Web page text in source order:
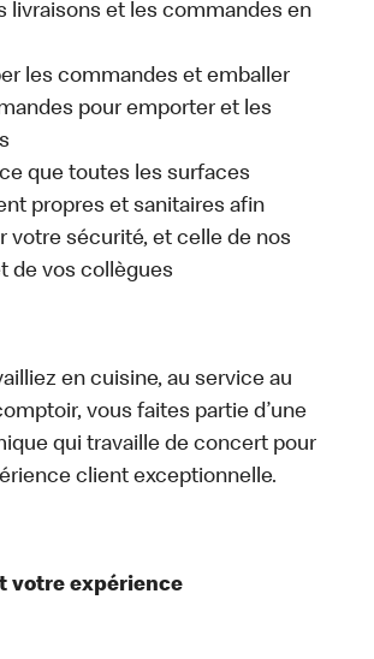
livraisons et les commandes en
les commandes et emballer
pour emporter et les
que toutes les surfaces
propres et sanitaires afin
votre sécurité, et celle de nos
de vos collègues
en cuisine, au service au
vous faites partie d’une
qui travaille de concert pour
client exceptionnelle.
votre expérience